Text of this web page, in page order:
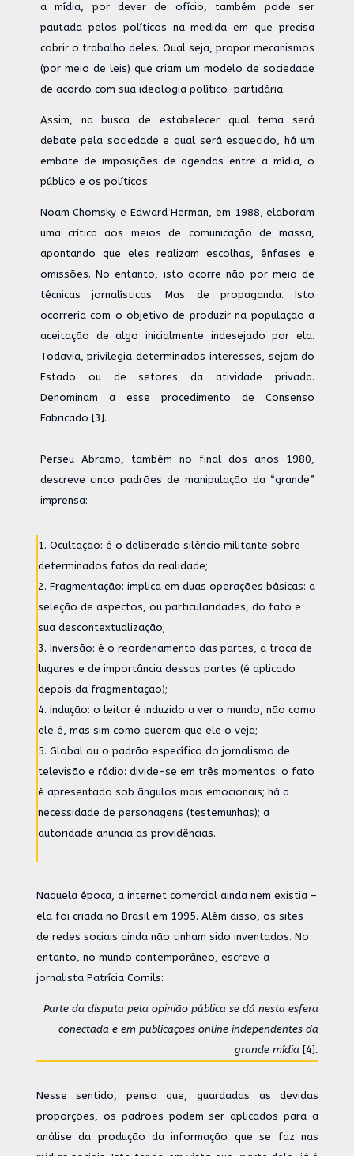
a mídia, por dever de ofício, também pode ser
pautada pelos políticos na medida em que precisa
cobrir o trabalho deles. Qual seja, propor mecanismos
(por meio de leis) que criam um modelo de sociedade
de acordo com sua ideologia político-partidária.
Assim, na busca de estabelecer qual tema será
debate pela sociedade e qual será esquecido, há um
embate de imposições de agendas entre a mídia, o
público e os políticos.
Noam Chomsky e Edward Herman, em 1988, elaboram
uma crítica aos meios de comunicação de massa,
apontando que eles realizam escolhas, ênfases e
omissões. No entanto, isto ocorre não por meio de
técnicas jornalísticas. Mas de propaganda. Isto
ocorreria com o objetivo de produzir na população a
aceitação de algo inicialmente indesejado por ela.
Todavia, privilegia determinados interesses, sejam do
Estado ou de setores da atividade privada.
Denominam a esse procedimento de Consenso
Fabricado [3].
Perseu Abramo, também no final dos anos 1980,
descreve cinco padrões de manipulação da “grande”
imprensa:
Ocultação: é o deliberado silêncio militante sobre
determinados fatos da realidade;
Fragmentação: implica em duas operações básicas: a
seleção de aspectos, ou particularidades, do fato e
sua descontextualização;
Inversão: é o reordenamento das partes, a troca de
lugares e de importância dessas partes (é aplicado
depois da fragmentação);
Indução: o leitor é induzido a ver o mundo, não como
ele é, mas sim como querem que ele o veja;
Global ou o padrão específico do jornalismo de
televisão e rádio: divide-se em três momentos: o fato
é apresentado sob ângulos mais emocionais; há a
necessidade de personagens (testemunhas); a
autoridade anuncia as providências.
Naquela época, a internet comercial ainda nem existia –
ela foi criada no Brasil em 1995. Além disso, os sites
de redes sociais ainda não tinham sido inventados. No
entanto, no mundo contemporâneo, escreve a
jornalista Patrícia Cornils:
Parte da disputa pela opinião pública se dá nesta esfera
conectada e em publicações online independentes da
grande mídia [4].
Nesse sentido, penso que, guardadas as devidas
proporções, os padrões podem ser aplicados para a
análise da produção da informação que se faz nas